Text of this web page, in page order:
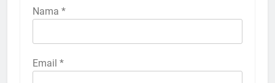
Nama *
Email *